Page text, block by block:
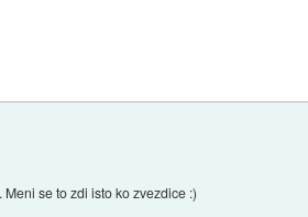
se to zdi isto ko zvezdice :)